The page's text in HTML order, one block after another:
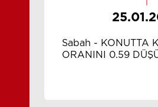
Sabah - KONUTTA
ORANINI 0.59